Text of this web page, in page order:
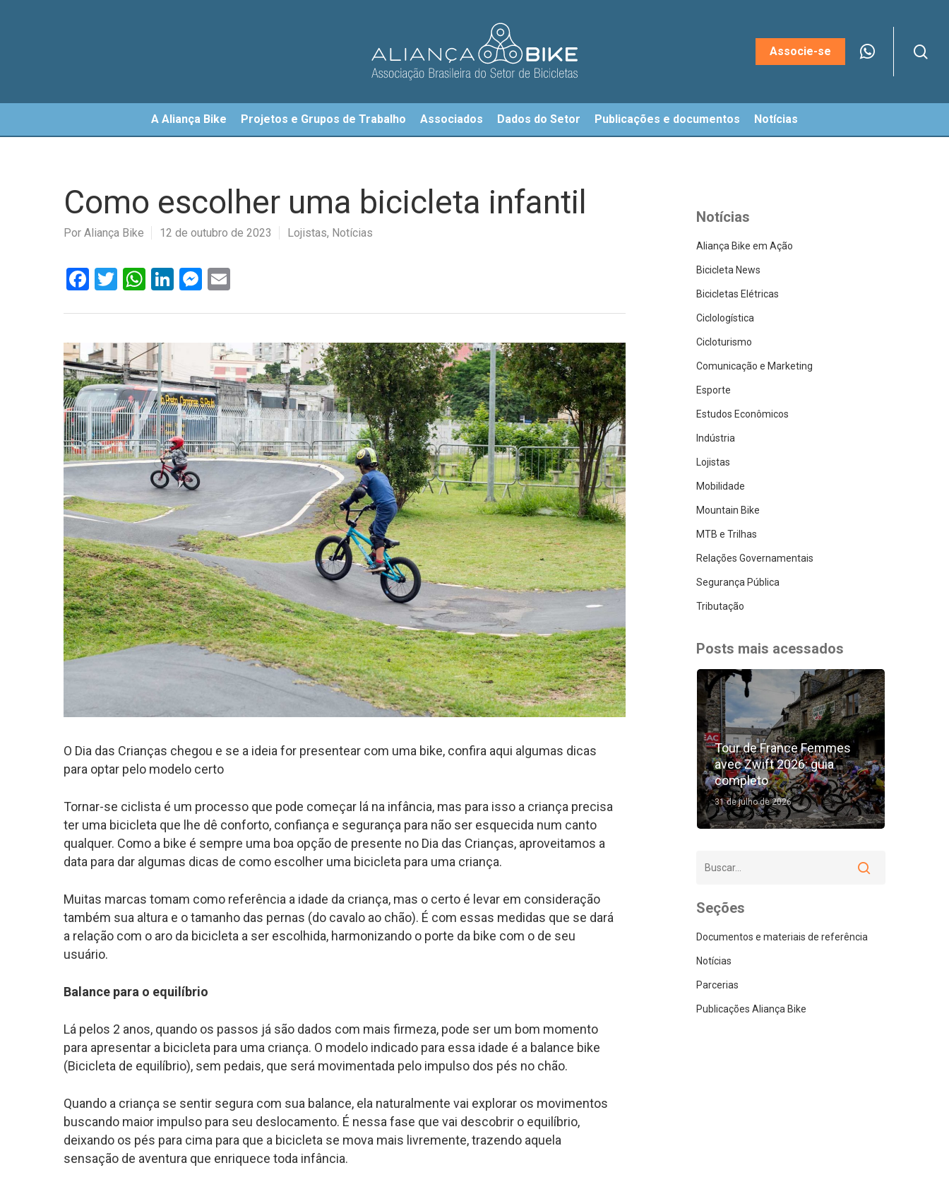
Hit enter to search or ESC to close
Associe-se
A Aliança Bike Projetos e Grupos de Trabalho Associados Dados do Setor Publicações e documentos Notícias
Como escolher uma bicicleta infantil
Por Aliança Bike 12 de outubro de 2023 Lojistas, Notícias
Facebook
Twitter
WhatsApp
LinkedIn
Messenger
O Dia das Crianças chegou e se a ideia for presentear com uma bike, confira aqui algumas dicas
para optar pelo modelo certo
Tornar-se ciclista é um processo que pode começar lá na infância, mas para isso a criança precisa
ter uma bicicleta que lhe dê conforto, confiança e segurança para não ser esquecida num canto
qualquer. Como a bike é sempre uma boa opção de presente no Dia das Crianças, aproveitamos a
data para dar algumas dicas de como escolher uma bicicleta para uma criança.
Muitas marcas tomam como referência a idade da criança, mas o certo é levar em consideração
também sua altura e o tamanho das pernas (do cavalo ao chão). É com essas medidas que se dará
a relação com o aro da bicicleta a ser escolhida, harmonizando o porte da bike com o de seu
usuário.
Balance para o equilíbrio
Lá pelos 2 anos, quando os passos já são dados com mais firmeza, pode ser um bom momento
para apresentar a bicicleta para uma criança. O modelo indicado para essa idade é a balance bike
(Bicicleta de equilíbrio), sem pedais, que será movimentada pelo impulso dos pés no chão.
Quando a criança se sentir segura com sua balance, ela naturalmente vai explorar os movimentos
buscando maior impulso para seu deslocamento. É nessa fase que vai descobrir o equilíbrio,
deixando os pés para cima para que a bicicleta se mova mais livremente, trazendo aquela
sensação de aventura que enriquece toda infância.
Notícias
Aliança Bike em Ação
Bicicleta News
Bicicletas Elétricas
Ciclologística
Cicloturismo
Comunicação e Marketing
Esporte
Estudos Econômicos
Indústria
Lojistas
Mobilidade
Mountain Bike
MTB e Trilhas
Relações Governamentais
Segurança Pública
Tributação
Posts mais acessados
Tour de France Femmes
avec Zwift 2026: guia
completo
31 de julho de 2026
Seções
Documentos e materiais de referência
Notícias
Parcerias
Publicações Aliança Bike